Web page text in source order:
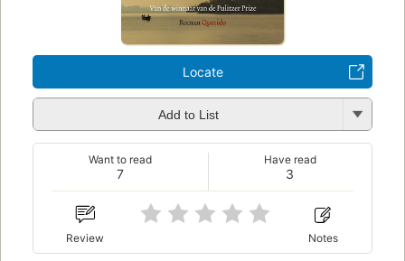
Locate
Add to List
7
Want to read
3
Have read
Review Notes